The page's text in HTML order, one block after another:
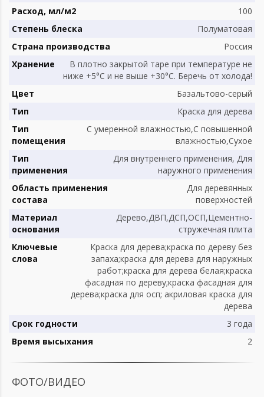
Расход, мл/м2
100
Степень блеска
Полуматовая
Страна производства
Россия
Хранение
B плотно закрытой таре при температуре не
ниже +5°С и не выше +30°С. Беречь от холода!
Цвет
Базальтово-серый
Тип
Краска для дерева
Тип
помещения
С умеренной влажностью,С повышенной
влажностью,Сухое
Тип
применения
Для внутреннего применения, Для
наружного применения
Область применения
состава
Для деревянных
поверхностей
Материал
основания
Дерево,ДВП,ДСП,ОСП,Цементно-
стружечная плита
Ключевые
слова
Краска для дерева;краска по дереву без
запаха;краска для дерева для наружных
работ;краска для дерева белая;краска
фасадная по дереву;краска фасадная для
дерева;краска для осп; акриловая краска для
дерева
Срок годности
3 года
Время высыхания
2
ФОТО/ВИДЕО